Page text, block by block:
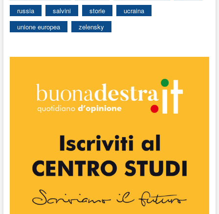
russia
salvini storie
ucraina
unione europea
zelensky